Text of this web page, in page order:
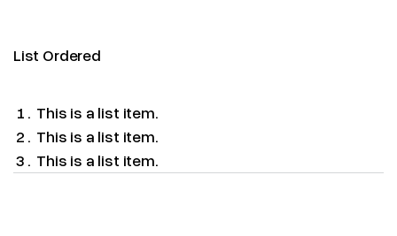
List Ordered
This is a list item.
This is a list item.
This is a list item.